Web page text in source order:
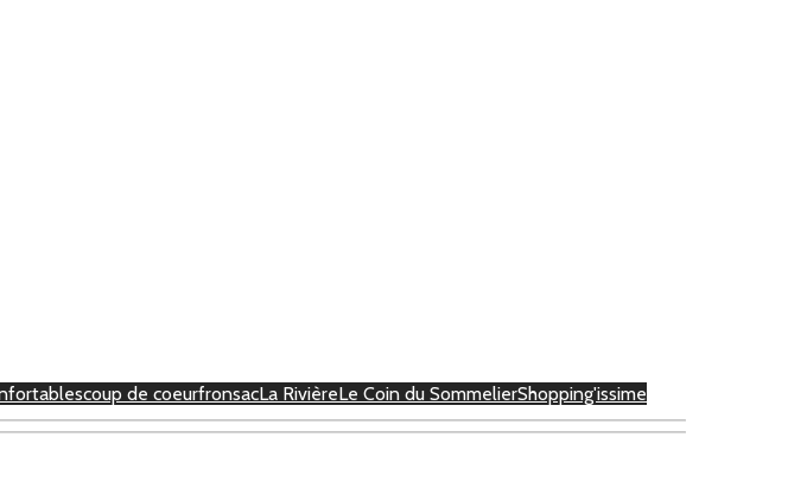
coup de coeurfronsacLa RivièreLe Coin du SommelierShopping'issime